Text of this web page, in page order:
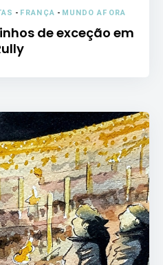
- FRANÇA - MUNDO AFORA
de exceção em